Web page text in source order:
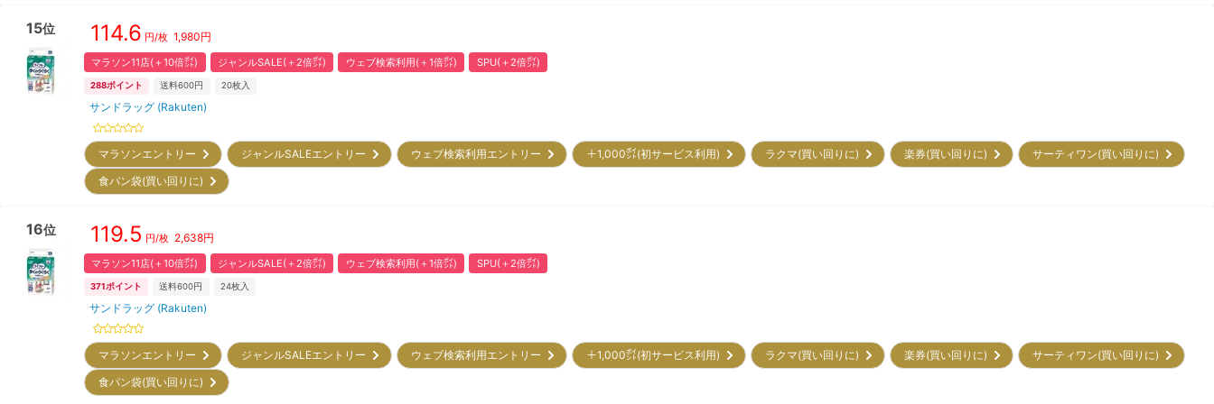
15位 114.6 円/枚 1,980円
マラソン11店(＋10倍㌽) ジャンルSALE(＋2倍㌽) ウェブ検索利用(＋1倍㌽) SPU(＋2倍㌽)
288ポイント 送料600円 20枚入
サンドラッグ (Rakuten)
マラソンエントリー ジャンルSALEエントリー ウェブ検索利用エントリー ＋1,000㌽(初サービス利用) ラクマ(買い回りに) 楽券(買い回りに)
サーティワン(買い回りに)
食パン袋(買い回りに)
16位 119.5 円/枚 2,638円
マラソン11店(＋10倍㌽) ジャンルSALE(＋2倍㌽) ウェブ検索利用(＋1倍㌽) SPU(＋2倍㌽)
371ポイント 送料600円 24枚入
サンドラッグ (Rakuten)
マラソンエントリー ジャンルSALEエントリー ウェブ検索利用エントリー ＋1,000㌽(初サービス利用) ラクマ(買い回りに) 楽券(買い回りに)
サーティワン(買い回りに)
食パン袋(買い回りに)